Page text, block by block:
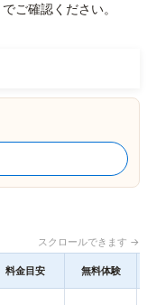
ご確認ください。
スクロールできます →
料金目安 無料体験